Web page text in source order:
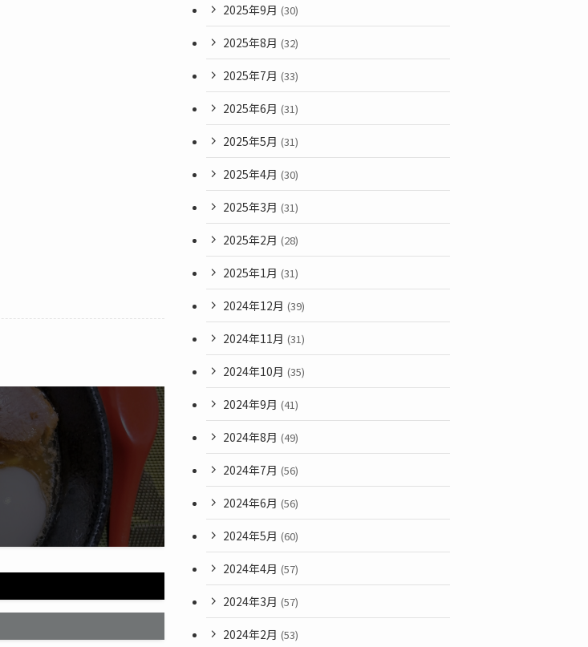
2025年9月 (30)
2025年8月 (32)
2025年7月 (33)
2025年6月 (31)
2025年5月 (31)
2025年4月 (30)
2025年3月 (31)
2025年2月 (28)
2025年1月 (31)
2024年12月 (39)
2024年11月 (31)
2024年10月 (35)
2024年9月 (41)
2024年8月 (49)
2024年7月 (56)
2024年6月 (56)
2024年5月 (60)
2024年4月 (57)
2024年3月 (57)
2024年2月 (53)